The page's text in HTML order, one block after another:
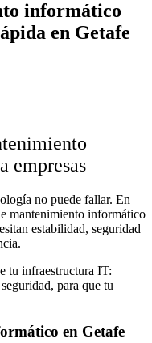
informático
en Getafe
empresas
no puede fallar. En
mantenimiento informático
estabilidad, seguridad
tu infraestructura IT:
para que tu
en Getafe